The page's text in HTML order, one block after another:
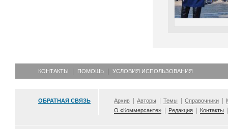
КОНТАКТЫ ПОМОЩЬ УСЛОВИЯ ИСПОЛЬЗОВАНИЯ
ОБРАТНАЯ СВЯЗЬ Архив Авторы Темы Справочники
О «Коммерсанте»
Редакция Контакты